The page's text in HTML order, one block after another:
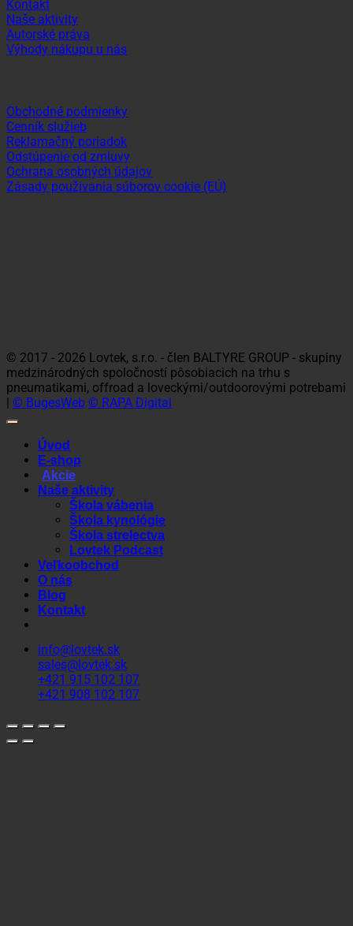
Kontakt
Naše aktivity
Autorské práva
Výhody nákupu u nás
Obchodné podmienky
Cenník služieb
Reklamačný poriadok
Odstúpenie od zmluvy
Ochrana osobných údajov
Zásady používania súborov cookie (EÚ)
© 2017 - 2026 Lovtek, s.r.o. - člen BALTYRE GROUP - skupiny
medzinárodných spoločností pôsobiacich na trhu s
pneumatikami, offroad a loveckými/outdoorovými potrebami
| © BugesWeb © RAPA Digital
Úvod
E-shop
Akcie
Naše aktivity
Škola vábenia
Škola kynológie
Škola strelectva
Lovtek Podcast
Veľkoobchod
O nás
Blog
Kontakt
info@lovtek.sk
sales@lovtek.sk
+421 915 102 107
+421 908 102 107